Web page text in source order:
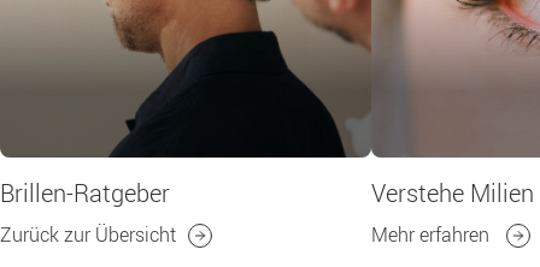
Brillen-Ratgeber
Zurück zur Übersicht
Verstehe Milien
Mehr erfahren